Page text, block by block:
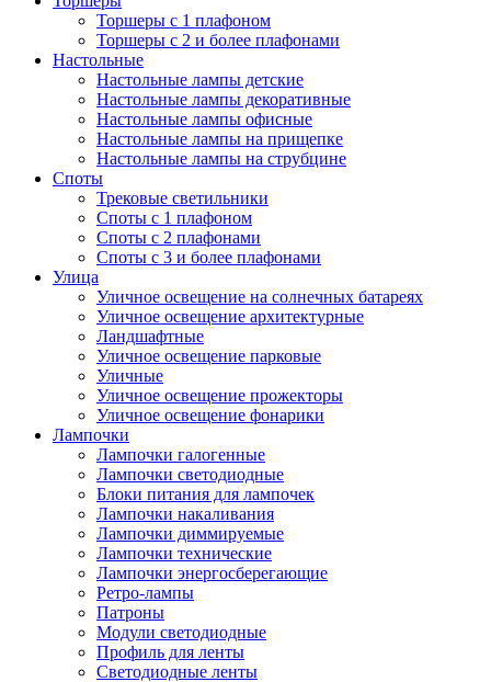
Торшеры с 1 плафоном
Торшеры с 2 и более плафонами
Настольные
Настольные лампы детские
Настольные лампы декоративные
Настольные лампы офисные
Настольные лампы на прищепке
Настольные лампы на струбцине
Споты
Трековые светильники
Споты с 1 плафоном
Споты с 2 плафонами
Споты с 3 и более плафонами
Улица
Уличное освещение на солнечных батареях
Уличное освещение архитектурные
Ландшафтные
Уличное освещение парковые
Уличные
Уличное освещение прожекторы
Уличное освещение фонарики
Лампочки
Лампочки галогенные
Лампочки светодиодные
Блоки питания для лампочек
Лампочки накаливания
Лампочки диммируемые
Лампочки технические
Лампочки энергосберегающие
Ретро-лампы
Патроны
Модули светодиодные
Профиль для ленты
Светодиодные ленты